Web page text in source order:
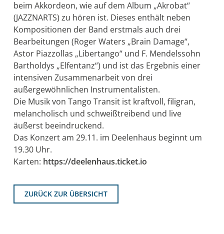
beim Akkordeon, wie auf dem Album „Akrobat“
(JAZZNARTS) zu hören ist. Dieses enthält neben
Kompositionen der Band erstmals auch drei
Bearbeitungen (Roger Waters „Brain Damage“,
Astor Piazzollas „Libertango“ und F. Mendelssohn
Bartholdys „Elfentanz“) und ist das Ergebnis einer
intensiven Zusammenarbeit von drei
außergewöhnlichen Instrumentalisten.
Die Musik von Tango Transit ist kraftvoll, filigran,
melancholisch und schweißtreibend und live
äußerst beeindruckend.
Das Konzert am 29.11. im Deelenhaus beginnt um
19.30 Uhr.
Karten: https://deelenhaus.ticket.io
ZURÜCK ZUR ÜBERSICHT